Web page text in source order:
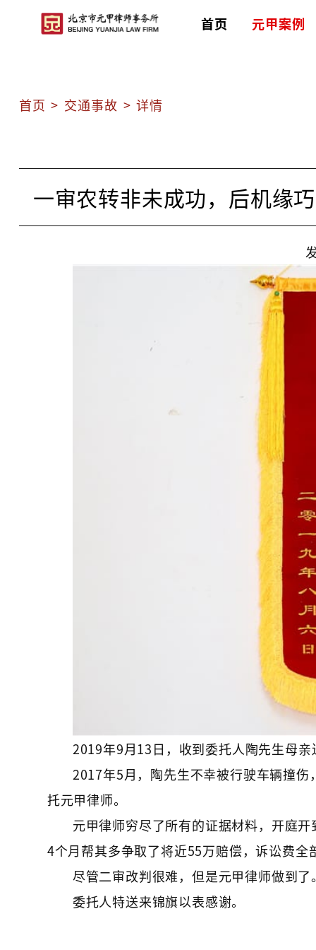
首页 元甲案例
首页 > 交通事故 > 详情
一审农转非未成功，后机缘
2019年9月13日，收到委托人陶先生母
2017年5月，陶先生不幸被行驶车辆撞
托元甲律师。
元甲律师穷尽了所有的证据材料，开庭
4个月帮其多争取了将近55万赔偿，诉讼费全
尽管二审改判很难，但是元甲律师做到了
委托人特送来锦旗以表感谢。